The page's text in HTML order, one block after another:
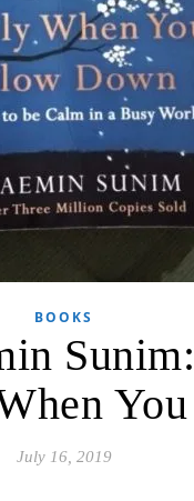
BOOKS
July 16, 2019